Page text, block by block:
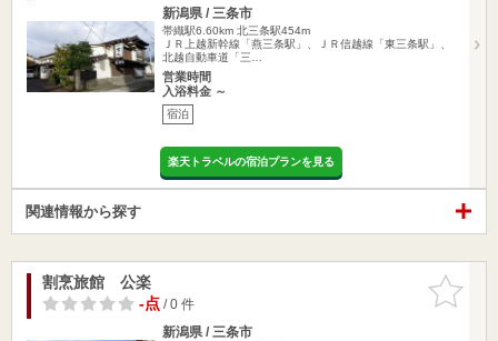
新潟県 / 三条市
帯織駅6.60km 北三条駅454m
ＪＲ上越新幹線「燕三条駅」、ＪＲ信越線「東三条駅」、
北越自動車道「三…
営業時間
入浴料金 ～
宿泊
楽天トラベルの宿泊プランを見る
関連情報から探す
お気に入
りに追加
割烹旅館 公楽
-点/ 0 件
新潟県 / 三条市